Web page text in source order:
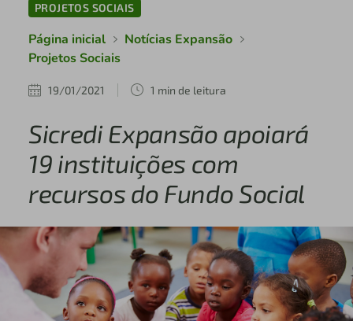
PROJETOS SOCIAIS
Página inicial
Notícias Expansão
Projetos Sociais
19/01/2021 1 min de leitura
Sicredi Expansão apoiará
19 instituições com
recursos do Fundo Social